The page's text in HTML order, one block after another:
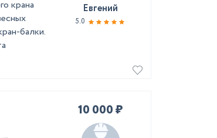
крана
балки.
Евгений
5.0
10 000 ₽